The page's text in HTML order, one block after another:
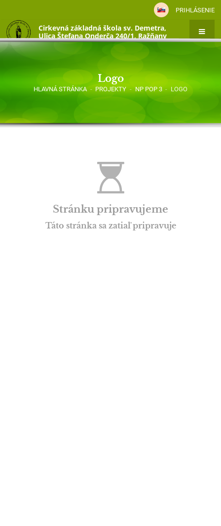
PRIHLÁSENIE
Cirkevná základná škola sv. Demetra,
Ulica Štefana Onderča 240/1, Ražňany
Logo
HLAVNÁ STRÁNKA - PROJEKTY - NP POP 3 - LOGO
Stránku pripravujeme
Táto stránka sa zatiaľ pripravuje